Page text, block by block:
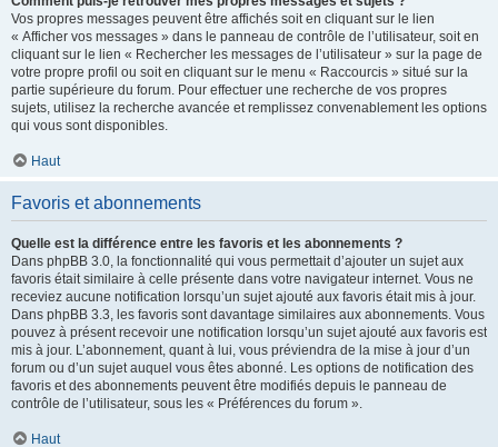
Vos propres messages peuvent être affichés soit en cliquant sur le lien
« Afficher vos messages » dans le panneau de contrôle de l’utilisateur, soit en
cliquant sur le lien « Rechercher les messages de l’utilisateur » sur la page de
votre propre profil ou soit en cliquant sur le menu « Raccourcis » situé sur la
partie supérieure du forum. Pour effectuer une recherche de vos propres
sujets, utilisez la recherche avancée et remplissez convenablement les options
qui vous sont disponibles.
Haut
Favoris et abonnements
Quelle est la différence entre les favoris et les abonnements ?
Dans phpBB 3.0, la fonctionnalité qui vous permettait d’ajouter un sujet aux
favoris était similaire à celle présente dans votre navigateur internet. Vous ne
receviez aucune notification lorsqu’un sujet ajouté aux favoris était mis à jour.
Dans phpBB 3.3, les favoris sont davantage similaires aux abonnements. Vous
pouvez à présent recevoir une notification lorsqu’un sujet ajouté aux favoris est
mis à jour. L’abonnement, quant à lui, vous préviendra de la mise à jour d’un
forum ou d’un sujet auquel vous êtes abonné. Les options de notification des
favoris et des abonnements peuvent être modifiés depuis le panneau de
contrôle de l’utilisateur, sous les « Préférences du forum ».
Haut